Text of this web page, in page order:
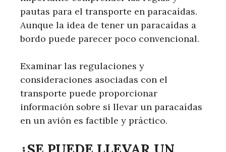
pautas para el transporte en paracaídas.
Aunque la idea de tener un paracaídas a
bordo puede parecer poco convencional.
Examinar las regulaciones y
consideraciones asociadas con el
transporte puede proporcionar
información sobre si llevar un paracaídas
en un avión es factible y práctico.